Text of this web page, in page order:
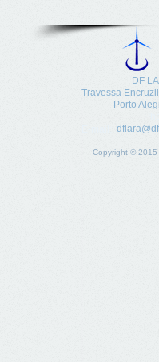
Copyright © 2015
DF
​Travessa
Porto